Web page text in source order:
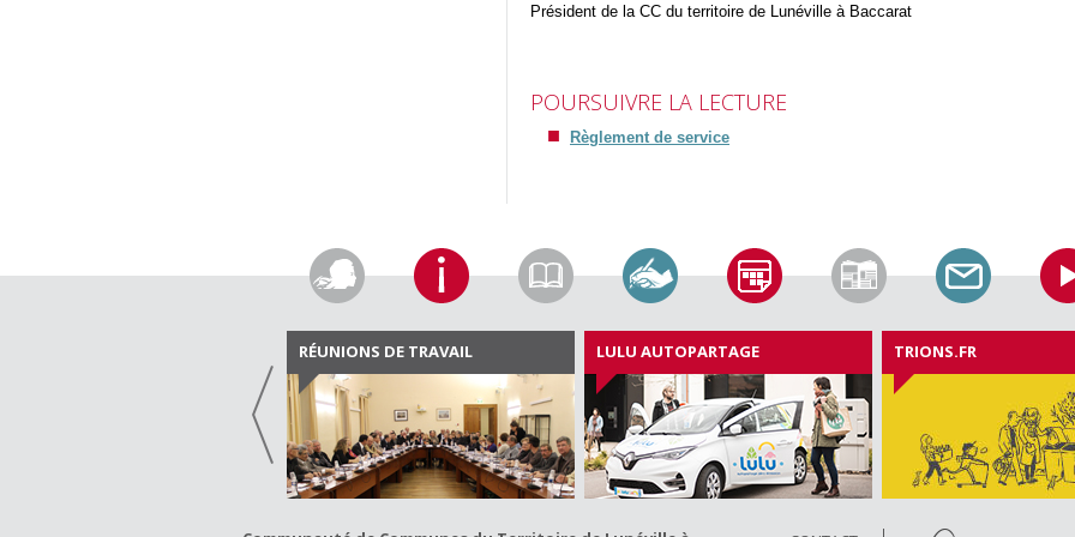
Président de la CC du territoire de Lunéville à Baccarat
POURSUIVRE LA LECTURE
Règlement de service
RÉUNIONS DE TRAVAIL LULU AUTOPARTAGE TRIONS.FR